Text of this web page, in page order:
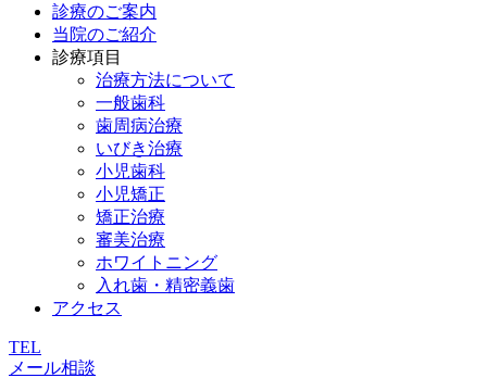
診療のご案内
当院のご紹介
診療項目
治療方法について
一般歯科
歯周病治療
いびき治療
小児歯科
小児矯正
矯正治療
審美治療
ホワイトニング
入れ歯・精密義歯
アクセス
TEL
メール相談